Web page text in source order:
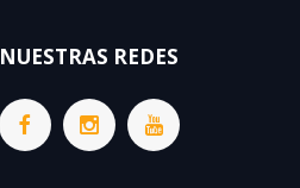
NUESTRAS REDES